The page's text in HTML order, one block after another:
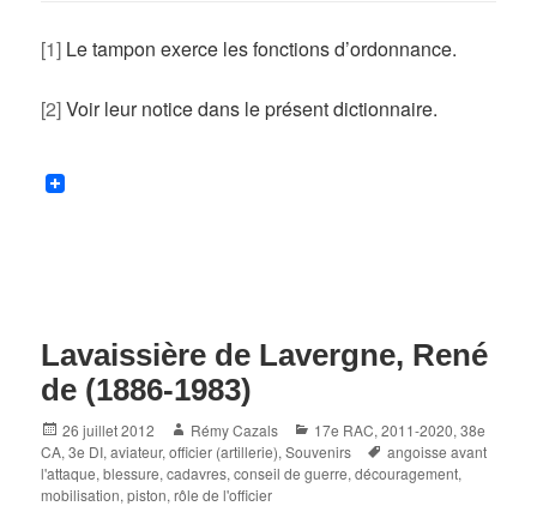
[1] Le tampon exerce les fonctions d’ordonnance.
[2]Voir leur notice dans le présent dictionnaire.
Lavaissière de Lavergne, René
de (1886-1983)
Posted
on
26 juillet 2012 Author
Rémy Cazals Categories
17e RAC,2011-2020,38e
CA,3e DI,aviateur,officier (artillerie),Souvenirs Tags
angoisse avant
l'attaque,blessure,cadavres,conseil de guerre,découragement,
mobilisation,piston,rôle de l'officier